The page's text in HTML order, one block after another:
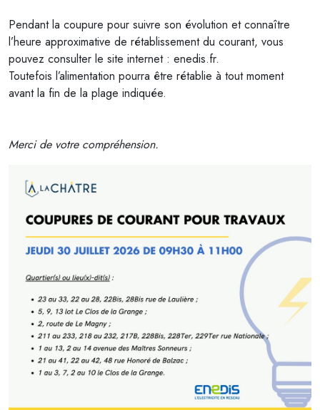
Pendant la coupure pour suivre son évolution et connaître
l’heure approximative de rétablissement du courant, vous
pouvez consulter le site internet : enedis.fr.
Toutefois l’alimentation pourra être rétablie à tout moment
avant la fin de la plage indiquée.
Merci de votre compréhension.